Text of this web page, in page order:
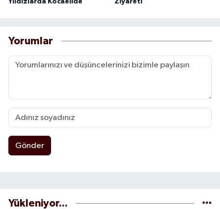
Yıldızlarda Kocaelide Ziyareti
Yorumlar
Gönder
Yükleniyor...